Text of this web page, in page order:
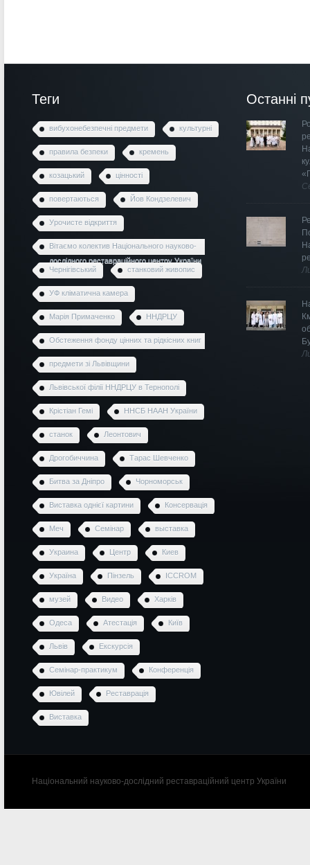
Теги
вибухонебезпечні предмети культурні
правила безпеки кремень
козацький цінності
повертаються Йов Кондзелевич
Урочисте відкриття
Вітаємо колектив Національного науково-
дослідного реставраційного центру України
Чернігівський
станковий живопис
УФ кліматична камера
Марія Примаченко ННДРЦУ
Обстеження фонду цінних та рідкісних книг
предмети зі Львівщини
Львівської філії ННДРЦУ в Тернополі
Крістіан Гемі ННСБ НААН України
станок Леонтович
Дрогобиччина Тарас Шевченко
Битва за Дніпро Чорноморськ
Виставка однієї картини Консервація
Меч Семінар выставка
Украина Центр Киев
Україна Пінзель ICCROM
музей Видео Харків
Одеса Атестація Київ
Львів Екскурсія
Семінар-практикум Конференція
Ювілей Реставрація
Виставка
Останні
Національний науково-дослідний реставраційний центр України